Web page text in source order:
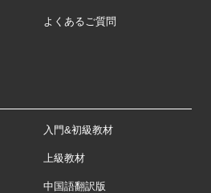
よくあるご質問
入門&初級教材
上級教材
中国語翻訳版